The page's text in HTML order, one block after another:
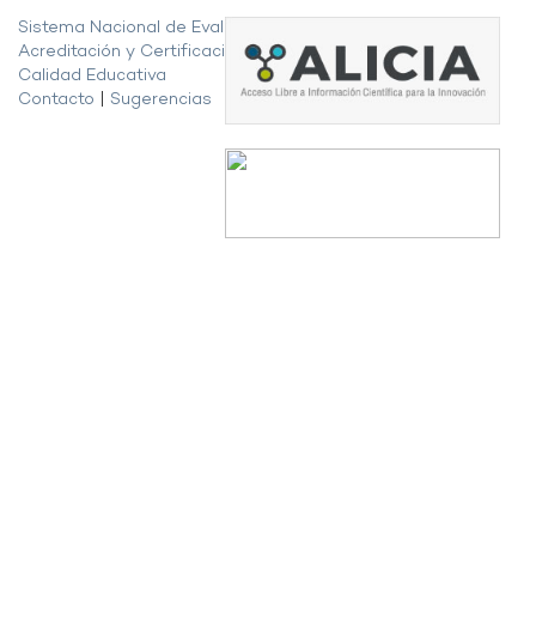
Sistema Nacional de Evaluación,
Acreditación y Certificación de la
Calidad Educativa
Contacto
Sugerencias